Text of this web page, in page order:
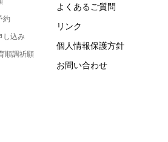
約
し込み
順調祈願
よくあるご質問
リンク
個人情報保護方針
お問い合わせ